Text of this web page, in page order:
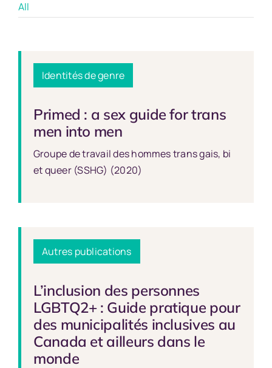
All
Identités de genre
Primed : a sex guide for trans
men into men
Groupe de travail des hommes trans gais, bi
et queer (SSHG) (2020)
Autres publications
L’inclusion des personnes
LGBTQ2+ : Guide pratique pour
des municipalités inclusives au
Canada et ailleurs dans le
monde